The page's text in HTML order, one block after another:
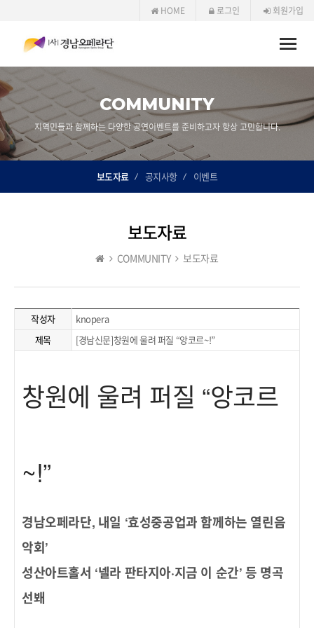
HOME 로그인 회원가입
Toggle
COMMUNITY
지역민들과 함께하는 다양한 공연이벤트를 준비하고자 항상 고민합니다.
보도자료 공지사항 이벤트
보도자료
COMMUNITY 보도자료
작성자
knopera
제목
[경남신문]창원에 울려 퍼질 “앙코르~!”
창원에 울려 퍼질 “앙코르
~!”
경남오페라단, 내일 ‘효성중공업과 함께하는 열린음
악회’
성산아트홀서 ‘넬라 판타지아·지금 이 순간’ 등 명곡
선봬